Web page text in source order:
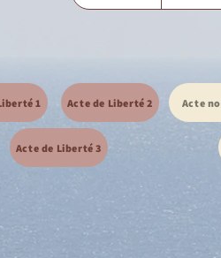
1 Acte de Liberté 2
Acte de Liberté 3
Acte